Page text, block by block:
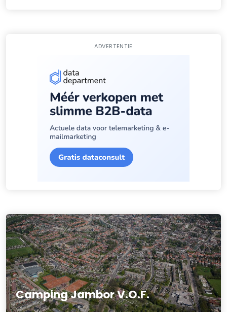
ADVERTENTIE
Camping Jambor V.O.F.